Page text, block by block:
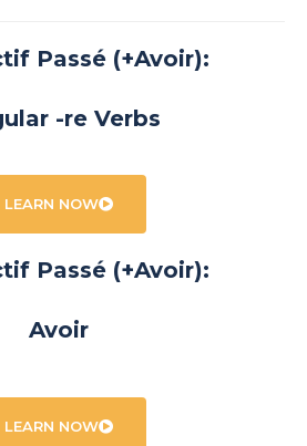
Passé (+Avoir):
-re Verbs
LEARN NOW
Passé (+Avoir):
Avoir
LEARN NOW